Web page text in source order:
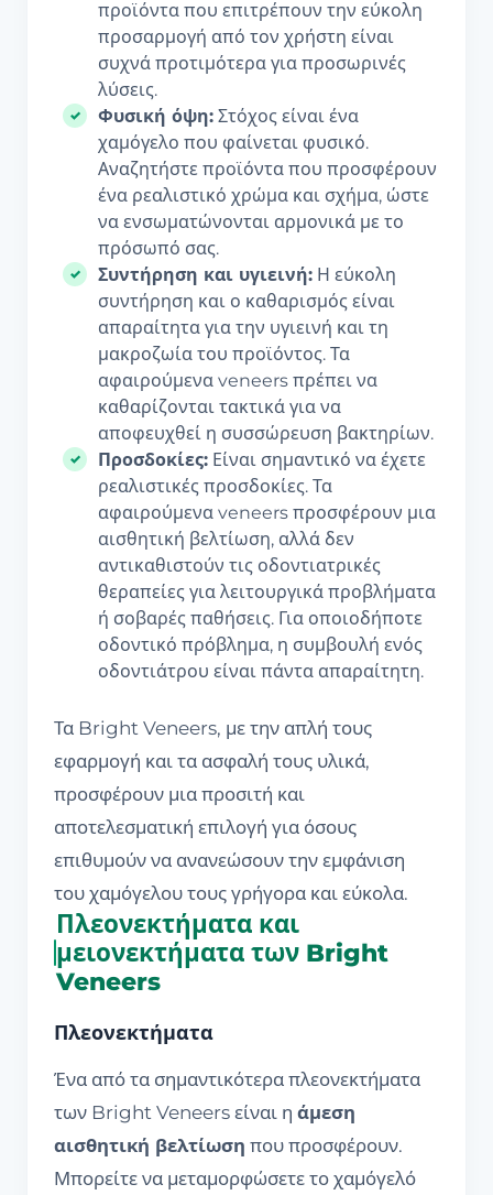
προϊόντα που επιτρέπουν την εύκολη
προσαρμογή από τον χρήστη είναι
συχνά προτιμότερα για προσωρινές
λύσεις.
Φυσική όψη: Στόχος είναι ένα
χαμόγελο που φαίνεται φυσικό.
Αναζητήστε προϊόντα που προσφέρουν
ένα ρεαλιστικό χρώμα και σχήμα, ώστε
να ενσωματώνονται αρμονικά με το
πρόσωπό σας.
Συντήρηση και υγιεινή: Η εύκολη
συντήρηση και ο καθαρισμός είναι
απαραίτητα για την υγιεινή και τη
μακροζωία του προϊόντος. Τα
αφαιρούμενα veneers πρέπει να
καθαρίζονται τακτικά για να
αποφευχθεί η συσσώρευση βακτηρίων.
Προσδοκίες: Είναι σημαντικό να έχετε
ρεαλιστικές προσδοκίες. Τα
αφαιρούμενα veneers προσφέρουν μια
αισθητική βελτίωση, αλλά δεν
αντικαθιστούν τις οδοντιατρικές
θεραπείες για λειτουργικά προβλήματα
ή σοβαρές παθήσεις. Για οποιοδήποτε
οδοντικό πρόβλημα, η συμβουλή ενός
οδοντιάτρου είναι πάντα απαραίτητη.
Τα Bright Veneers, με την απλή τους
εφαρμογή και τα ασφαλή τους υλικά,
προσφέρουν μια προσιτή και
αποτελεσματική επιλογή για όσους
επιθυμούν να ανανεώσουν την εμφάνιση
του χαμόγελου τους γρήγορα και εύκολα.
Πλεονεκτήματα και
μειονεκτήματα των Bright
Veneers
Πλεονεκτήματα
Ένα από τα σημαντικότερα πλεονεκτήματα
των Bright Veneers είναι η άμεση
αισθητική βελτίωση που προσφέρουν.
Μπορείτε να μεταμορφώσετε το χαμόγελό